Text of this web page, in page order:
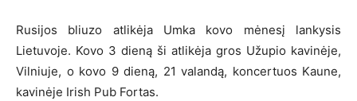
Rusijos bliuzo atlikėja Umka kovo mėnesį lankysis
Lietuvoje. Kovo 3 dieną ši atlikėja gros Užupio kavinėje,
Vilniuje, o kovo 9 dieną, 21 valandą, koncertuos Kaune,
kavinėje Irish Pub Fortas.